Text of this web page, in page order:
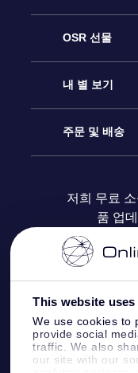
This website
We use cookies to
provide social
traffic. We also
our site with our
고객 서비스
연락처
블로그
OSR 선물
온라인 별 선물
OSR 선물 팩
OSR 상품권
기업 선물
내 별 보기
Star Register
맞춤 별 페이지
One Million
Fly me to the
주문 및 배송
결제 정보
배송 정보
환불 정책
별자리
저희 무료
품 업